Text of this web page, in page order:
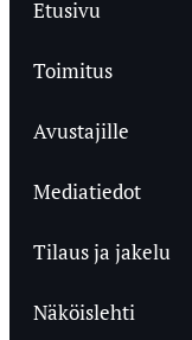
Etusivu
Toimitus
Avustajille
Mediatiedot
Tilaus ja jakelu
Näköislehti